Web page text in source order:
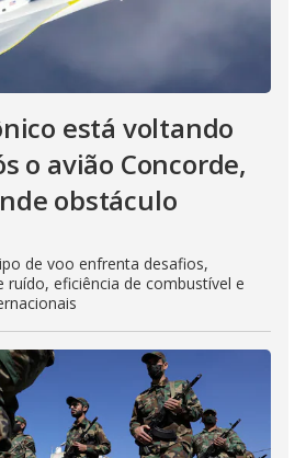
está voltando
o avião Concorde,
obstáculo
de voo enfrenta desafios,
ruído, eficiência de combustível e